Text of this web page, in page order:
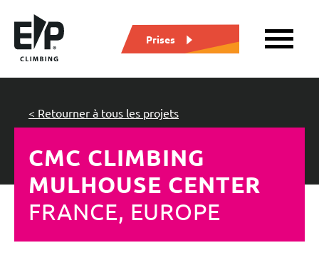
Prises
CMC CLIMBING
MULHOUSE CENTER
FRANCE, EUROPE
< Retourner à tous les projets